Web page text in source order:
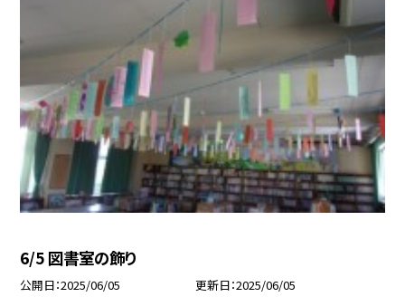
6/5 図書室の飾り
公開日 2025/06/05 更新日 2025/06/05